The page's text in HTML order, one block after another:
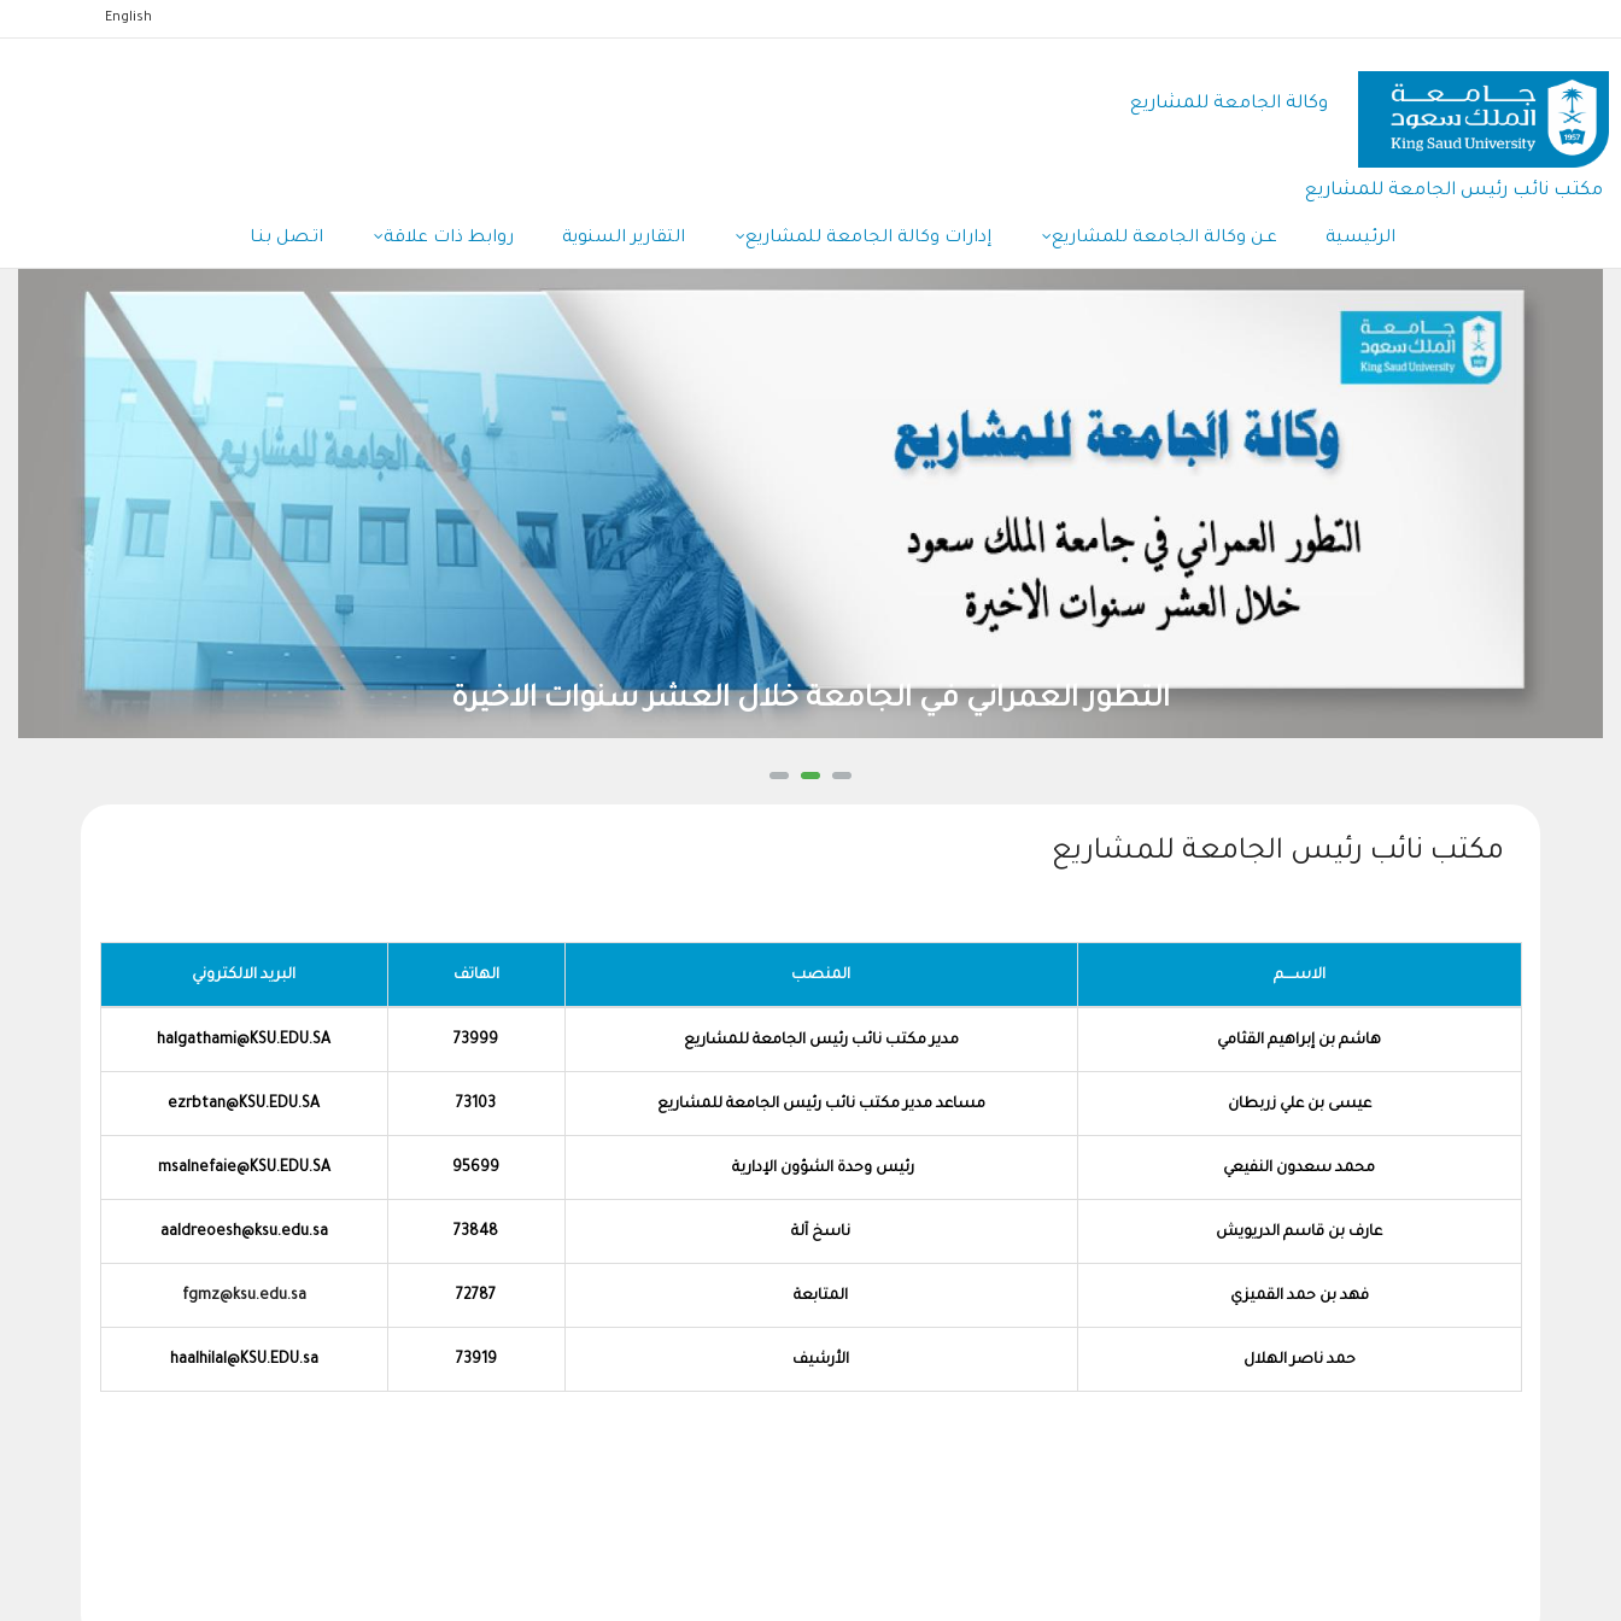
المحتوى
الرئيسي
English
وكالة الجامعة للمشاريع
مكتب نائب رئيس الجامعة للمشاريع
الرئيسية عـن وكالة الجامعة للمشاريع إدارات وكالة الجامعة للمشاريع التقارير السنوية روابط ذات علاقة اتـصل بنـا
التطور العمراني في الجامعة خلال العشر سنوات الاخيرة
مكتب نائب رئيس الجامعة للمشاريع
الاســــم المنصب الهاتف البريد الالكتروني
هاشم بن إبراهيم القثامي مدير مكتب نائب رئيس الجامعة للمشاريع 73999
halgathami@KSU.EDU.SA
عيسى بن علي زربطان مساعد مدير مكتب نائب رئيس الجامعة للمشاريع 73103
ezrbtan@KSU.EDU.SA
محمد سعدون النفيعي رئيس وحدة الشؤون الإدارية 95699
msalnefaie@KSU.EDU.SA
عارف بن قاسم الدريويش ناسخ آلة 73848
aaldreoesh@ksu.edu.sa
فهد بن حمد القميزي المتابعة 72787
fgmz@ksu.edu.sa
حمد ناصر الهلال الأرشيف 73919
haalhilal@KSU.EDU.sa